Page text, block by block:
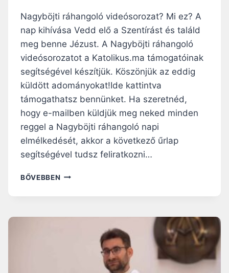
Nagyböjti ráhangoló videósorozat? Mi ez? A
nap kihívása Vedd elő a Szentírást és találd
meg benne Jézust. A Nagyböjti ráhangoló
videósorozatot a Katolikus.ma támogatóinak
segítségével készítjük. Köszönjük az eddig
küldött adományokat!Ide kattintva
támogathatsz bennünket. Ha szeretnéd,
hogy e-mailben küldjük meg neked minden
reggel a Nagyböjti ráhangoló napi
elmélkedését, akkor a következő űrlap
segítségével tudsz feliratkozni…
BŐVEBBEN VEDD
–
RÁHANGOLÓ